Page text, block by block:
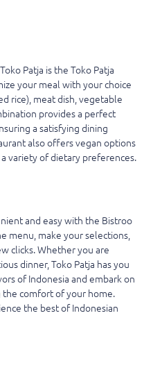
Patja is the Toko Patja
your meal with your choice
rice), meat dish, vegetable
provides a perfect
a satisfying dining
also offers vegan options
variety of dietary preferences.
and easy with the Bistroo
menu, make your selections,
clicks. Whether you are
dinner, Toko Patja has you
of Indonesia and embark on
comfort of your home.
the best of Indonesian